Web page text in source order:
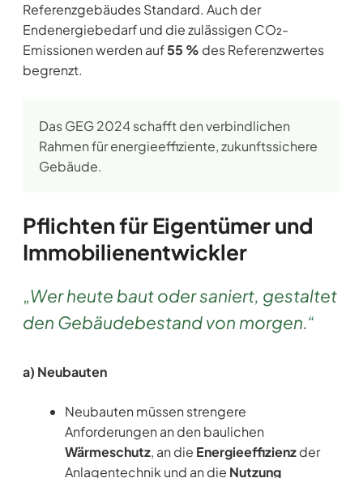
Referenzgebäudes Standard. Auch der
Endenergiebedarf und die zulässigen CO₂-
Emissionen werden auf55 % des Referenzwertes
begrenzt.
Das GEG 2024 schafft den verbindlichen
Rahmen für energieeffiziente, zukunftssichere
Gebäude.
Pflichten für Eigentümer und
Immobilienentwickler
„Wer heute baut oder saniert, gestaltet
den Gebäudebestand von morgen.“
a) Neubauten
Neubauten müssen strengere
Anforderungen an den baulichen
Wärmeschutz, an die Energieeffizienzder
Anlagentechnik und an die Nutzung